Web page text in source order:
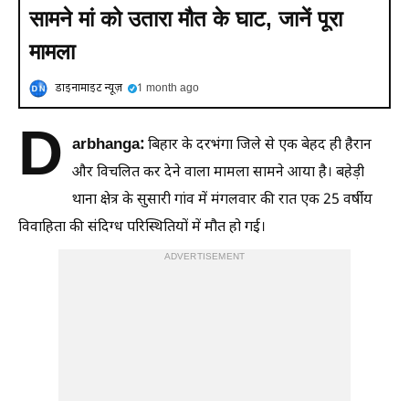
सामने मां को उतारा मौत के घाट, जानें पूरा
मामला
डाइनामाइट न्यूज़ 1 month ago
D arbhanga:बिहार के दरभंगा जिले से एक बेहद ही हैरान
और विचलित कर देने वाला मामला सामने आया है। बहेड़ी
थाना क्षेत्र के सुसारी गांव में मंगलवार की रात एक 25 वर्षीय
विवाहिता की संदिग्ध परिस्थितियों में मौत हो गई।
ADVERTISEMENT